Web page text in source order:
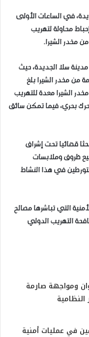
في الساعات الأولى
الجاري، من إحباط محاولة لتهريب
سلا الجديدة، حيث
ضبط سيارة نفعية بداخلها 122 رزمة من مخدر الشيرا بلغ
كيلوغراما من مخدر الشيرا معدة للتهريب
بحري، فيما تمكن سائق
قضائيا تحت إشراف
ظروف وملابسات
في هذا النشاط
التي تباشرها مصالح
التهريب الدولي
ومواجهة صارمة
في عمليات أمنية